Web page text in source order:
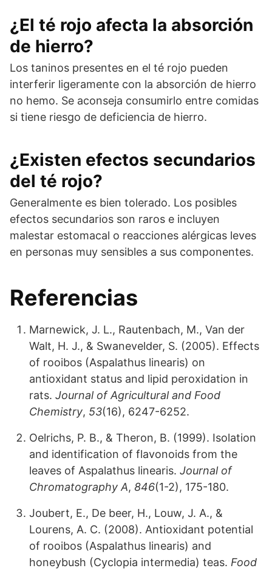
¿El té rojo afecta la absorción
de hierro?
Los taninos presentes en el té rojo pueden
interferir ligeramente con la absorción de hierro
no hemo. Se aconseja consumirlo entre comidas
si tiene riesgo de deficiencia de hierro.
¿Existen efectos secundarios
del té rojo?
Generalmente es bien tolerado. Los posibles
efectos secundarios son raros e incluyen
malestar estomacal o reacciones alérgicas leves
en personas muy sensibles a sus componentes.
Referencias
Marnewick, J. L., Rautenbach, M., Van der
Walt, H. J., & Swanevelder, S. (2005). Effects
of rooibos (Aspalathus linearis) on
antioxidant status and lipid peroxidation in
rats. Journal of Agricultural and Food
Chemistry, 53(16), 6247-6252.
Oelrichs, P. B., & Theron, B. (1999). Isolation
and identification of flavonoids from the
leaves of Aspalathus linearis. Journal of
Chromatography A, 846(1-2), 175-180.
Joubert, E., De beer, H., Louw, J. A., &
Lourens, A. C. (2008). Antioxidant potential
of rooibos (Aspalathus linearis) and
honeybush (Cyclopia intermedia) teas. Food